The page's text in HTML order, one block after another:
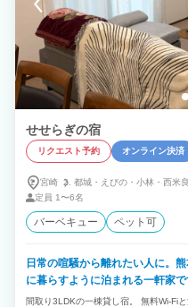
せせらぎの宿
リクエスト予約 オンライン決済
宮崎 都城・ えびの・ 小林・ 西米良
定員 1〜6名
バーベキュー ペット可
日常の喧騒から離れたい人に。
に暮らすように泊まれる一軒家
間取り3LDKの一棟貸し宿。 無料Wi-Fi